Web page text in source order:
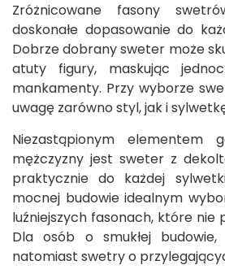
Zróżnicowane fasony
doskonałe dopasowanie do
Dobrze dobrany sweter może
atuty figury, maskując
mankamenty. Przy wyborze
uwagę zarówno styl, jak i
Niezastąpionym elementem
mężczyzny jest sweter z
praktycznie do każdej
mocnej budowie idealnym
luźniejszych fasonach, które nie
Dla osób o smukłej
natomiast swetry o